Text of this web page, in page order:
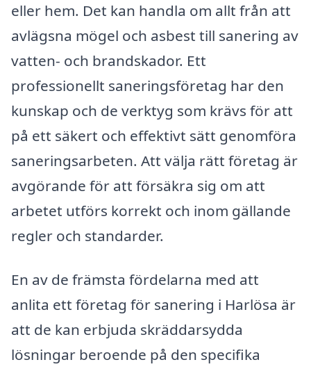
eller hem. Det kan handla om allt från att
avlägsna mögel och asbest till sanering av
vatten- och brandskador. Ett
professionellt saneringsföretag har den
kunskap och de verktyg som krävs för att
på ett säkert och effektivt sätt genomföra
saneringsarbeten. Att välja rätt företag är
avgörande för att försäkra sig om att
arbetet utförs korrekt och inom gällande
regler och standarder.
En av de främsta fördelarna med att
anlita ett företag för sanering i Harlösa är
att de kan erbjuda skräddarsydda
lösningar beroende på den specifika